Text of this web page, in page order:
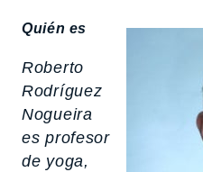
Quién es
Roberto
Rodríguez
Nogueira
es profesor
de yoga,